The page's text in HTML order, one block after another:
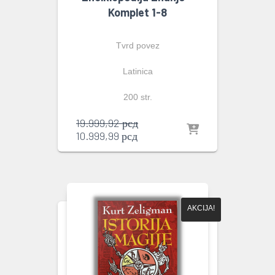
Komplet 1-8
Tvrd povez
Latinica
200 str.
19.999,92рсдOriginalna
10.999,99 рсдTrenutna
AKCIJA!